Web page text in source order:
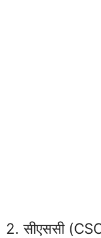
2. सीएससी